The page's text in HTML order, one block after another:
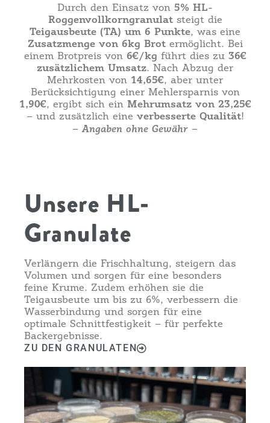
Durch den Einsatz von 5% HL-
Roggenvollkorngranulatsteigt die
Teigausbeute (TA) um 6 Punkte, was eine
Zusatzmenge von 6kg Brotermöglicht. Bei
einem Brotpreis von 6€/kg führt dies zu 36€
zusätzlichem Umsatz. Nach Abzug der
Mehrkosten von 14,65€, aber unter
Berücksichtigung einer Mehlersparnis von
1,90€, ergibt sich ein Mehrumsatz von 23,25€
– und zusätzlich eine verbesserte Qualität!
– Angaben ohne Gewähr –
Unsere HL-
Granulate
Verlängern die Frischhaltung, steigern das
Volumen und sorgen für eine besonders
feine Krume. Zudem erhöhen sie die
Teigausbeute um bis zu 6%, verbessern die
Wasserbindung und sorgen für eine
optimale Schnittfestigkeit – für perfekte
Backergebnisse.
ZU DEN GRANULATEN